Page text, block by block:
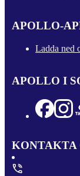
APOLLO-
Ladda ned
APOLLO I
KONTAKTA